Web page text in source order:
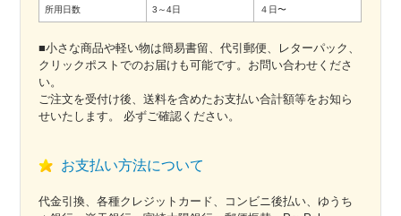
所用日数 3～4日 ４日〜
■小さな商品や軽い物は簡易書留、代引郵便、レターパック、
クリックポストでのお届けも可能です。お問い合わせくださ
い。
ご注文を受付け後、送料を含めたお支払い合計額等をお知ら
せいたします。 必ずご確認ください。
お支払い方法について
代金引換、各種クレジットカード、コンビニ後払い、ゆうち